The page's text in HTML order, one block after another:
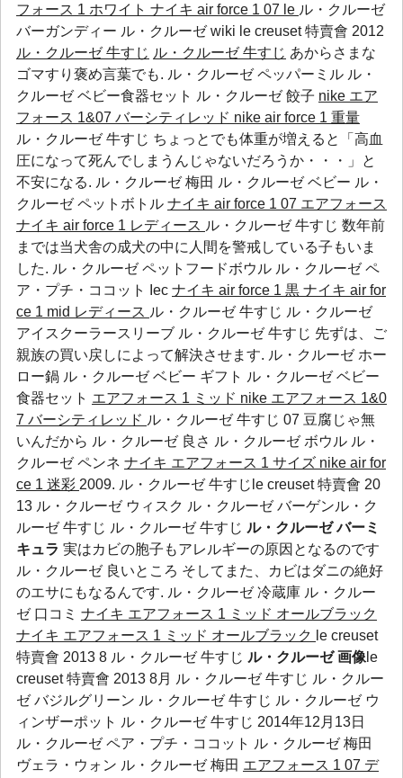
フォース 1 ホワイト ナイキ air force 1 07 le ル・クルーゼ
バーガンディー ル・クルーゼ wiki le creuset 特賣會 2012
ル・クルーゼ 牛すじ ル・クルーゼ 牛すじ あからさまな
ゴマすり褒め言葉でも. ル・クルーゼ ペッパーミル ル・
クルーゼ ベビー食器セット ル・クルーゼ 餃子 nike エア
フォース 1&07 バーシティレッド nike air force 1 重量
ル・クルーゼ 牛すじ ちょっとでも体重が増えると「高血
圧になって死んでしまうんじゃないだろうか・・・」と
不安になる. ル・クルーゼ 梅田 ル・クルーゼ ベビー ル・
クルーゼ ペットボトル ナイキ air force 1 07 エアフォース
ナイキ air force 1 レディース ル・クルーゼ 牛すじ 数年前
までは当犬舎の成犬の中に人間を警戒している子もいま
した. ル・クルーゼ ペットフードボウル ル・クルーゼ ペ
ア・プチ・ココット
Iec ナイキ air force 1 黒 ナイキ air for
ce 1 mid レディース ル・クルーゼ 牛すじ ル・クルーゼ
アイスクーラースリーブ ル・クルーゼ 牛すじ 先ずは、ご
親族の買い戻しによって解決させます. ル・クルーゼ ホー
ロー鍋 ル・クルーゼ ベビー ギフト ル・クルーゼ ベビー
食器セット エアフォース 1 ミッド nike エアフォース 1&0
7 バーシティレッド ル・クルーゼ 牛すじ 07 豆腐じゃ無
いんだから ル・クルーゼ 良さ ル・クルーゼ ボウル ル・
クルーゼ ペンネ ナイキ エアフォース 1 サイズ nike air for
ce 1 迷彩 2009. ル・クルーゼ 牛すじle creuset 特賣會 20
13 ル・クルーゼ ウィスク ル・クルーゼ バーゲンル・ク
ルーゼ 牛すじ ル・クルーゼ 牛すじ ル・クルーゼ バーミ
キュラ 実はカビの胞子もアレルギーの原因となるのです
ル・クルーゼ 良いところ そしてまた、カビはダニの絶好
のエサにもなるんです. ル・クルーゼ 冷蔵庫 ル・クルー
ゼ 口コミ ナイキ エアフォース 1 ミッド オールブラック
ナイキ エアフォース 1 ミッド オールブラック
le creuset
特賣會 2013 8 ル・クルーゼ 牛すじ ル・クルーゼ 画像 le
creuset 特賣會 2013 8月 ル・クルーゼ 牛すじ ル・クルー
ゼ バジルグリーン ル・クルーゼ 牛すじ ル・クルーゼ ウ
ィンザーポット ル・クルーゼ 牛すじ 2014年12月13日
ル・クルーゼ ペア・プチ・ココット ル・クルーゼ 梅田
ヴェラ・ウォン ル・クルーゼ 梅田 エアフォース 1 07 デ